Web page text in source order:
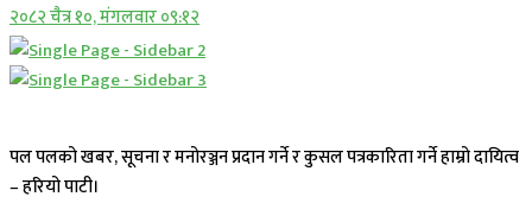
२०८२ चैत्र १०, मंगलवार ०९:१२
पल पलको खबर, सूचना र मनोरञ्जन प्रदान गर्ने र कुसल पत्रकारिता गर्ने हाम्रो दायित्व
– हरियो पाटी।